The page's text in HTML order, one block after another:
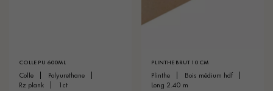
COLLE PU 600ML
colle
polyurethane
rz plank
1ct
PLINTHE BRUT 10 CM
plinthe
bois médium hdf
long 2.40 m